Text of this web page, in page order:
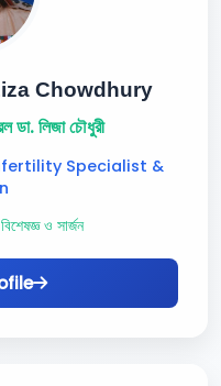
Chowdhury
ডা. লিজা চৌধুরী
Specialist &
ও সার্জন